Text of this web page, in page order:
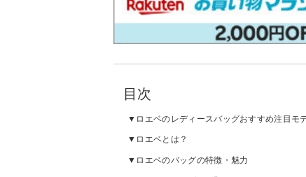
目次
ロエベのレディースバッグおすすめ注目モ
ロエベとは？
ロエベのバッグの特徴・魅力